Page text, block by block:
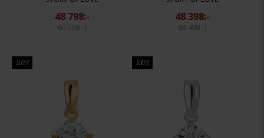
48 798:-
60 998:-
48 398:-
60 498:-
20% 20%